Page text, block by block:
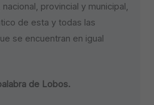
provincial y municipal,
de esta y todas las
se encuentran en igual
de Lobos.